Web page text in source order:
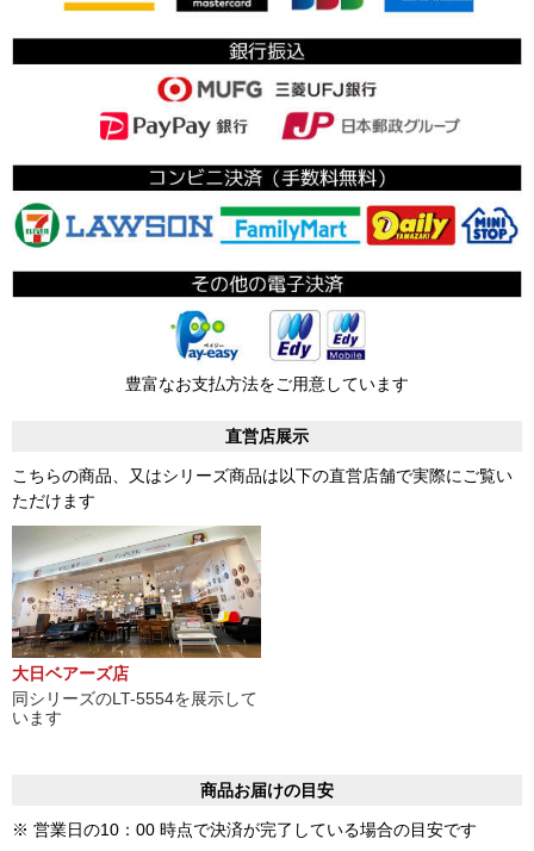
豊富なお支払方法をご用意しています
直営店展示
こちらの商品、又はシリーズ商品は以下の直営店舗で実際にご覧い
ただけます
大日ベアーズ店
同シリーズのLT-5554を展示して
います
商品お届けの目安
※ 営業日の10：00 時点で決済が完了している場合の目安です